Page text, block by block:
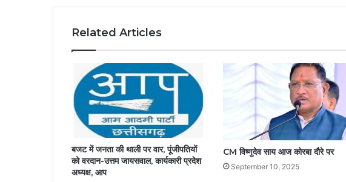
Related Articles
बजट में जनता की थाली पर वार, पूंजीपतियों
को वरदान-उत्तम जायसवाल, कार्यकारी प्रदेश
अध्यक्ष, आप
CM विष्णुदेव साय आज कोरबा दौरे पर
September 10, 2025